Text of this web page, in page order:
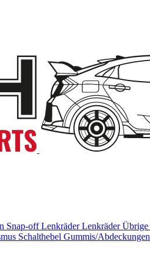
Snap-offLenkräderLenkräder Übrige
Schalthebel Gummis/Abdeckungen